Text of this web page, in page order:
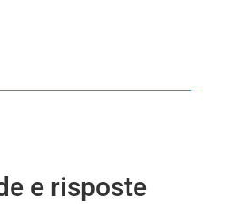
e risposte